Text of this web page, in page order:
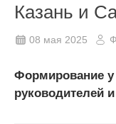
Казань и
08 мая 2025
Формирование у
руководителей